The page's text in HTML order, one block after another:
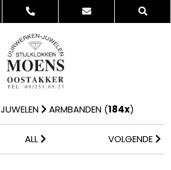
JUWELEN ARMBANDEN (184x)
ALL VOLGENDE